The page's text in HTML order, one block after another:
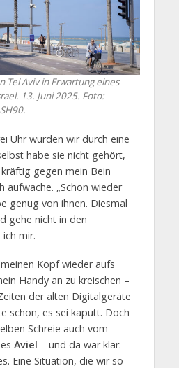
Tel Aviv in Erwartung eines
13. Juni 2025. Foto:
Uhr wurden wir durch eine
habe sie nicht gehört,
gegen mein Bein
aufwache. „Schon wieder
genug von ihnen. Diesmal
gehe nicht in den
ich mir.
Kopf wieder aufs
Handy an zu kreischen –
der alten Digitalgeräte
schon, es sei kaputt. Doch
Schreie auch vom
Aviel – und da war klar:
Eine Situation, die wir so